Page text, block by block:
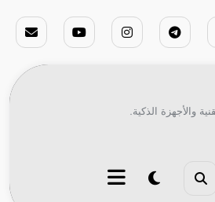
والأجهزة الذكية.